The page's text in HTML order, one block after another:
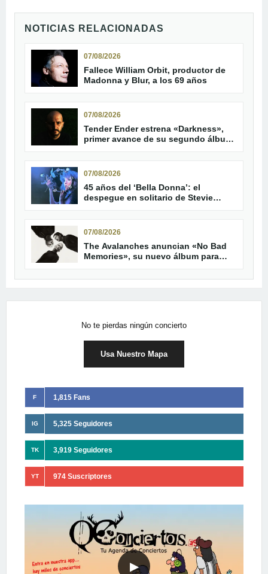
NOTICIAS RELACIONADAS
07/08/2026
Fallece William Orbit, productor de
Madonna y Blur, a los 69 años
07/08/2026
Tender Ender estrena «Darkness»,
primer avance de su segundo álbum
07/08/2026
45 años del ‘Bella Donna’: el
despegue en solitario de Stevie
07/08/2026
The Avalanches anuncian «No Bad
Memories», su nuevo álbum para
No te pierdas ningún concierto
Usa Nuestro Mapa
F 1,815 Fans
IG 5,325 Seguidores
TK 3,919 Seguidores
YT 974 Suscriptores
▶